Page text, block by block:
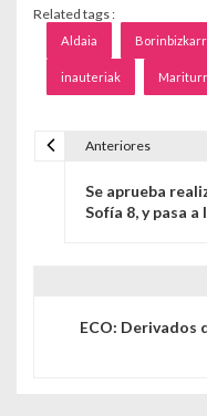
Related tags :
Aldaia
inauteriak
Anteriores
Se aprueba
Sofía 8, y pasa
ECO: Derivados